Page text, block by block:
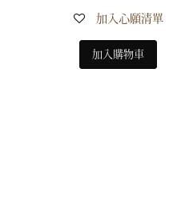
加入心願清單
加入購物車